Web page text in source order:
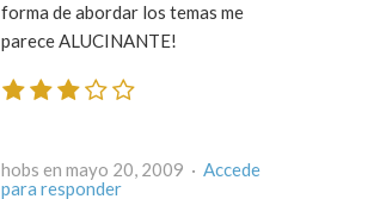
forma de abordar los temas me
parece ALUCINANTE!
hobs en mayo 20, 2009 · Accede
para responder